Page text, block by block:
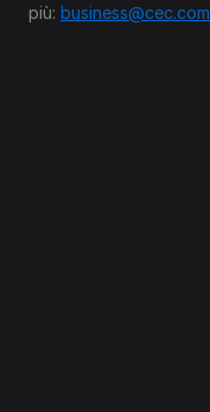
più: business@cec.com